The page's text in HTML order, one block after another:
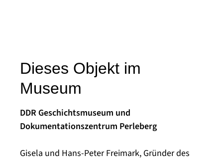
Dieses Objekt im
Museum
DDR Geschichtsmuseum und
Dokumentationszentrum Perleberg
Gisela und Hans-Peter Freimark, Gründer des